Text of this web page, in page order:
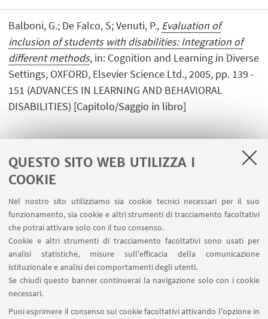
QUESTO SITO WEB UTILIZZA I
COOKIE
Nel nostro sito utilizziamo sia cookie tecnici necessari per il suo
funzionamento, sia cookie e altri strumenti di tracciamento facoltativi
che potrai attivare solo con il tuo consenso.
Cookie e altri strumenti di tracciamento facoltativi sono usati per
analisi statistiche, misure sull'efficacia della comunicazione
istituzionale e analisi dei comportamenti degli utenti.
Se chiudi questo banner continuerai la navigazione solo con i cookie
necessari.
Puoi esprimere il consenso sui cookie facoltativi attivando l'opzione in
Balboni, G.; De Falco, S; Venuti, P., Evaluation of
inclusion of students with disabilities: Integration of
different methods, in: Cognition and Learning in Diverse
Settings, OXFORD, Elsevier Science Ltd., 2005, pp. 139 -
151 (ADVANCES IN LEARNING AND BEHAVIORAL
DISABILITIES) [Capitolo/Saggio in libro]
Area riservata - Spazi virtuali
Contatti
SEGUI IL DIPARTIMENTO SU:
SEGUI UNIBO SU: